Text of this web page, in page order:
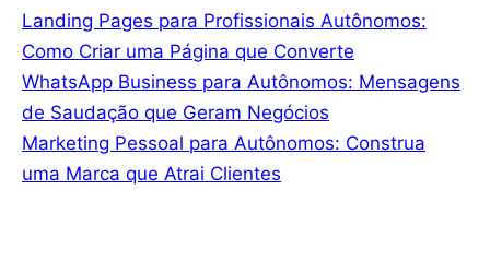
Landing Pages para Profissionais Autônomos:
Como Criar uma Página que Converte
WhatsApp Business para Autônomos: Mensagens
de Saudação que Geram Negócios
Marketing Pessoal para Autônomos: Construa
uma Marca que Atrai Clientes